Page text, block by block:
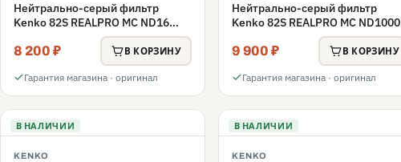
Нейтрально-серый фильтр
Kenko 82S REALPRO MC ND16
8 200 ₽ В КОРЗИНУ
Гарантия магазина · оригинал
Нейтрально-серый фильтр
Kenko 82S REALPRO MC ND1000
9 900 ₽ В КОРЗИНУ
Гарантия магазина · оригинал
В НАЛИЧИИ
KENKO
В НАЛИЧИИ
KENKO